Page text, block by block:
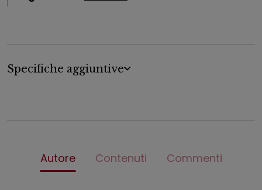
Specifiche aggiuntive
Autore Contenuti Commenti